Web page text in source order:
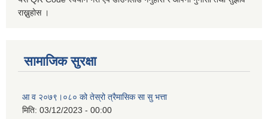
राख्नुहोस ।
सामाजिक सुरक्षा
आ व २०७९।०८० को तेस्रो त्रैमासिक सा सु भत्ता
मिति: 03/12/2023 - 00:00